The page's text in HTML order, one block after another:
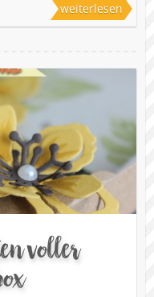
weiterlesen
voller